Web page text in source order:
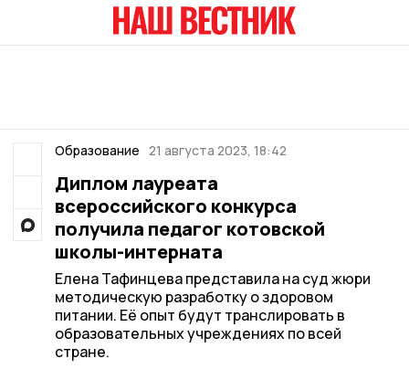
Образование 21 августа 2023, 18:42
Диплом лауреата
всероссийского конкурса
получила педагог котовской
школы-интерната
Елена Тафинцева представила на суд жюри
методическую разработку о здоровом
питании. Её опыт будут транслировать в
образовательных учреждениях по всей
стране.